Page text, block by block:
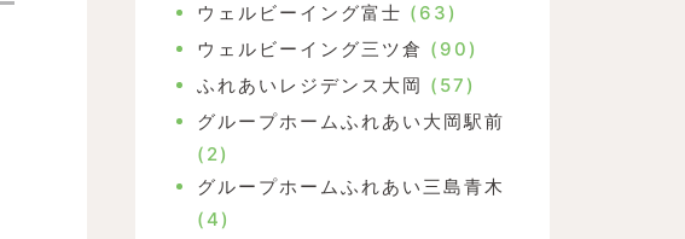
ウェルビーイング富士 (63)
ウェルビーイング三ツ倉 (90)
ふれあいレジデンス大岡 (57)
グループホームふれあい大岡駅前
(2)
グループホームふれあい三島青木
(4)